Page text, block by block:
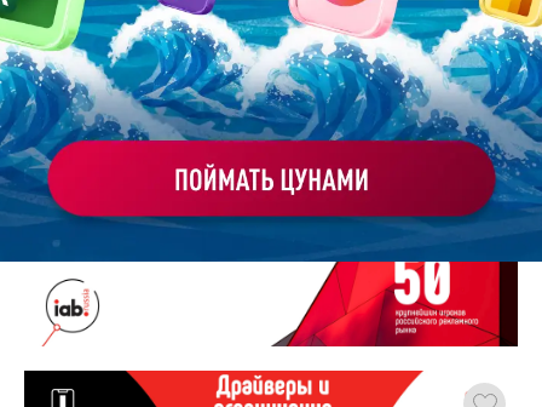
Работа
студента
ХОЧУ ЗАКАЗАТЬ ТАКУЮ ПРЕЗЕНТАЦИЮ